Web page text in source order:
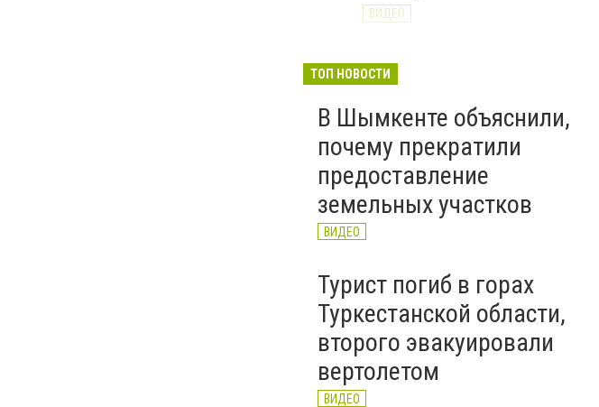
ВИДЕО
начала подготовку к
2026–2027
ВИДЕО
4 августа
ТОП НОВОСТИ
В Шымкенте объяснили,
почему прекратили
предоставление
земельных участков
ВИДЕО
Турист погиб в горах
Туркестанской области,
второго эвакуировали
вертолетом
ВИДЕО